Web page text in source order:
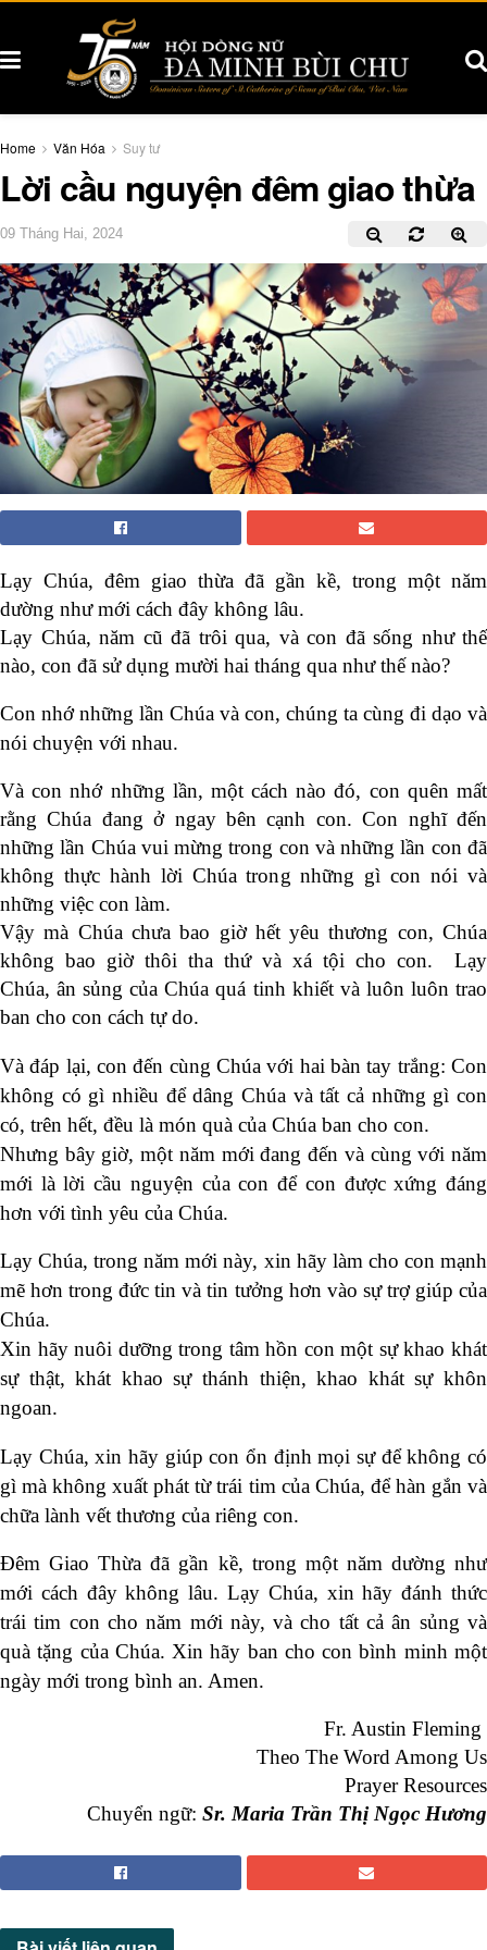
Home Văn Hóa Suy tư
Lời cầu nguyện đêm giao thừa
09 Tháng Hai, 2024
Lạy Chúa, đêm giao thừa đã gần kề, trong một năm
dường như mới cách đây không lâu.
Lạy Chúa, năm cũ đã trôi qua, và con đã sống như thế
nào, con đã sử dụng mười hai tháng qua như thế nào?
Con nhớ những lần Chúa và con, chúng ta cùng đi dạo và
nói chuyện với nhau.
Và con nhớ những lần, một cách nào đó, con quên mất
rằng Chúa đang ở ngay bên cạnh con. Con nghĩ đến
những lần Chúa vui mừng trong con và những lần con đã
không thực hành lời Chúa trong những gì con nói và
những việc con làm.
Vậy mà Chúa chưa bao giờ hết yêu thương con, Chúa
không bao giờ thôi tha thứ và xá tội cho con. Lạy
Chúa, ân sủng của Chúa quá tinh khiết và luôn luôn trao
ban cho con cách tự do.
Và đáp lại, con đến cùng Chúa với hai bàn tay trắng: Con
không có gì nhiều để dâng Chúa và tất cả những gì con
có, trên hết, đều là món quà của Chúa ban cho con.
Nhưng bây giờ, một năm mới đang đến và cùng với năm
mới là lời cầu nguyện của con để con được xứng đáng
hơn với tình yêu của Chúa.
Lạy Chúa, trong năm mới này, xin hãy làm cho con mạnh
mẽ hơn trong đức tin và tin tưởng hơn vào sự trợ giúp của
Chúa.
Xin hãy nuôi dưỡng trong tâm hồn con một sự khao khát
sự thật, khát khao sự thánh thiện, khao khát sự khôn
ngoan.
Lạy Chúa, xin hãy giúp con ổn định mọi sự để không có
gì mà không xuất phát từ trái tim của Chúa, để hàn gắn và
chữa lành vết thương của riêng con.
Đêm Giao Thừa đã gần kề, trong một năm dường như
mới cách đây không lâu. Lạy Chúa, xin hãy đánh thức
trái tim con cho năm mới này, và cho tất cả ân sủng và
quà tặng của Chúa. Xin hãy ban cho con bình minh một
ngày mới trong bình an. Amen.
Fr. Austin Fleming
Theo The Word Among Us
Prayer Resources
Chuyển ngữ: Sr. Maria Trần Thị Ngọc Hương